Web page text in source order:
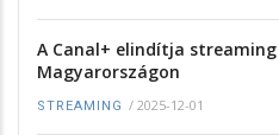
A Canal+ elindítja
Magyarországon
STREAMING / 2025-12-01